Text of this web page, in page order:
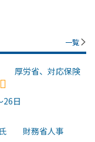
一覧
厚労省、対応保険
日
氏 財務省人事